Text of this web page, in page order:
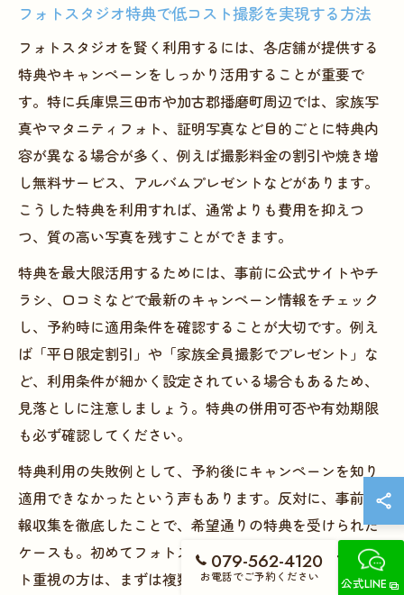
フォトスタジオ特典で低コスト撮影を実現する方法
フォトスタジオを賢く利用するには、各店舗が提供する
特典やキャンペーンをしっかり活用することが重要で
す。特に兵庫県三田市や加古郡播磨町周辺では、家族写
真やマタニティフォト、証明写真など目的ごとに特典内
容が異なる場合が多く、例えば撮影料金の割引や焼き増
し無料サービス、アルバムプレゼントなどがあります。
こうした特典を利用すれば、通常よりも費用を抑えつ
つ、質の高い写真を残すことができます。
特典を最大限活用するためには、事前に公式サイトやチ
ラシ、口コミなどで最新のキャンペーン情報をチェック
し、予約時に適用条件を確認することが大切です。例え
ば「平日限定割引」や「家族全員撮影でプレゼント」な
ど、利用条件が細かく設定されている場合もあるため、
見落としに注意しましょう。特典の併用可否や有効期限
も必ず確認してください。
特典利用の失敗例として、予約後にキャンペーンを知り
適用できなかったという声もあります。反対に、事前情
報収集を徹底したことで、希望通りの特典を受けられた
ケースも。初めてフォトスタジオを利用する方や、コス
ト重視の方は、まずは複数店舗の特典を比較検討し、納
079-562-4120
お電話でご予約ください 公式LINE